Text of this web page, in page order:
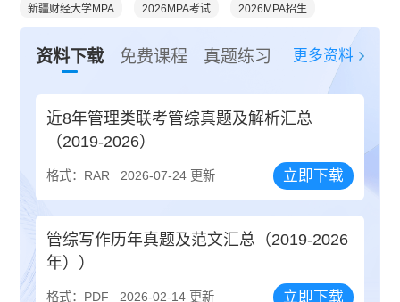
新疆财经大学MPA 2026MPA考试 2026MPA招生
资料下载 免费课程 真题练习 更多资料
近8年管理类联考管综真题及解析汇总
（2019-2026）
格式：RAR 2026-07-24 更新 立即下载
管综写作历年真题及范文汇总（2019-2026
年））
格式：PDF 2026-02-14 更新 立即下载